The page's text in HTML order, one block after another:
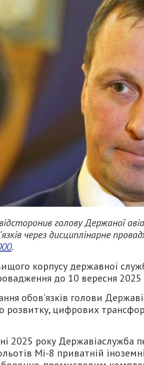
голову Держаної
через дисциплінарне
.
корпусу державної
до 10 вересня 2025
обов’язків голови
розвитку, цифрових
2025 року Державіаслужба
Мі-8 приватній